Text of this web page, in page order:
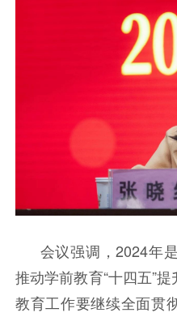
会议强调，2024年
推动学前教育“十四五”提
教育工作要继续全面贯